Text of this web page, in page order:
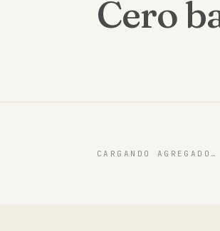
Cero
CARGANDO AGREGADO…